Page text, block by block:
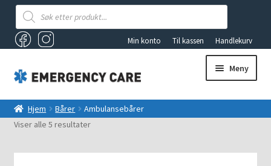
Products
search
Min konto Til kassen Handlekurv
Meny
AKUTTSEKKER OG FØRSTEHJELPSBAGER
Hjem Bårer
Ambulansebårer
Viser alle 5 resultater